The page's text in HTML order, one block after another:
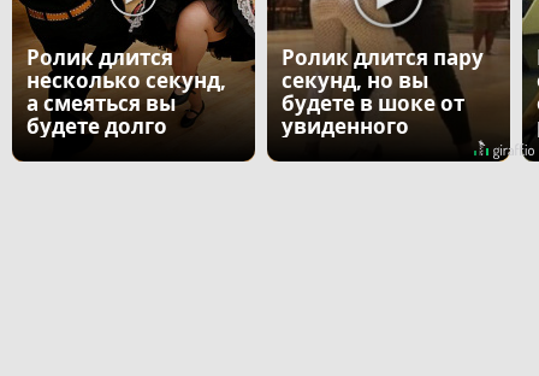
Ролик длится
несколько секунд,
а смеяться вы
будете долго
Ролик длится пару
секунд, но вы
будете в шоке от
увиденного